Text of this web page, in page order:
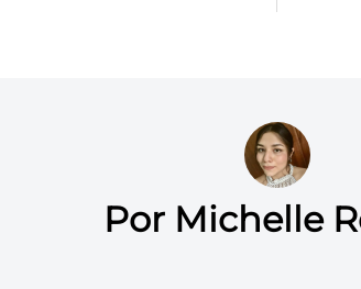
Por Michelle